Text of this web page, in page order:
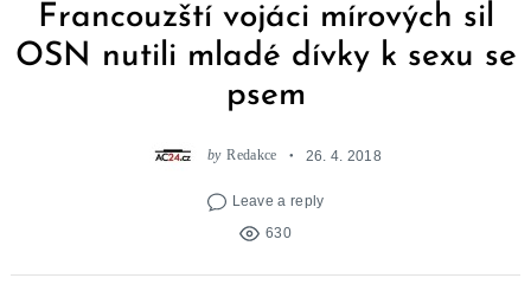
Francouzští vojáci mírových sil
OSN nutili mladé dívky k sexu se
psem
by Redakce 26. 4. 2018
Leave a reply
630